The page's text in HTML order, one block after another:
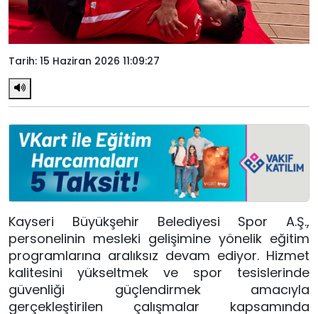
Tarih: 15 Haziran 2026 11:09:27
Kayseri Büyükşehir Belediyesi Spor A.Ş.,
personelinin mesleki gelişimine yönelik eğitim
programlarına aralıksız devam ediyor. Hizmet
kalitesini yükseltmek ve spor tesislerinde
güvenliği güçlendirmek amacıyla
gerçekleştirilen çalışmalar kapsamında